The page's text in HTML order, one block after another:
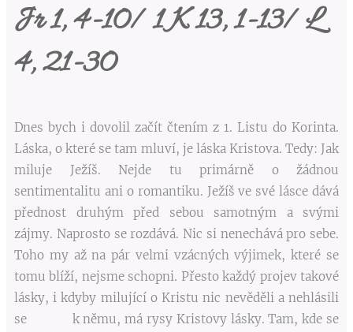
Jr 1, 4-10/ 1 K 13, 1-13/ L
4, 21-30
Dnes bych i dovolil začít čtením z 1. Listu do Korinta.
Láska, o které se tam mluví, je láska Kristova. Tedy: Jak
miluje Ježíš. Nejde tu primárně o žádnou
sentimentalitu ani o romantiku. Ježíš ve své lásce dává
přednost druhým před sebou samotným a svými
zájmy. Naprosto se rozdává. Nic si nenechává pro sebe.
Toho my až na pár velmi vzácných výjimek, které se
tomu blíží, nejsme schopni. Přesto každý projev takové
lásky, i kdyby milující o Kristu nic nevěděli a nehlásili
se k němu, má rysy Kristovy lásky. Tam, kde se